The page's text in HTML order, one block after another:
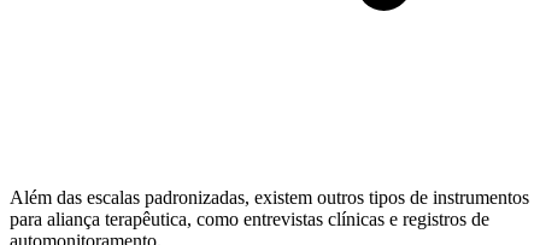
Além das escalas padronizadas, existem outros tipos de instrumentos
para aliança terapêutica, como entrevistas clínicas e registros de